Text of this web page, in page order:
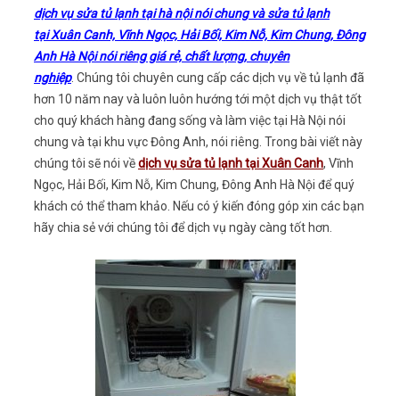
dịch vụ sửa tủ lạnh tại hà nội nói chung và sửa tủ lạnh
tại Xuân Canh, Vĩnh Ngọc, Hải Bối, Kim Nỗ, Kim Chung, Đông
Anh Hà Nội nói riêng giá rẻ, chất lượng, chuyên
nghiệp. Chúng tôi chuyên cung cấp các dịch vụ về tủ lạnh đã
hơn 10 năm nay và luôn luôn hướng tới một dịch vụ thật tốt
cho quý khách hàng đang sống và làm việc tại Hà Nội nói
chung và tại khu vực Đông Anh, nói riêng. Trong bài viết này
chúng tôi sẽ nói vềdịch vụ sửa tủ lạnh tại Xuân Canh, Vĩnh
Ngọc, Hải Bối, Kim Nỗ, Kim Chung, Đông Anh Hà Nội để quý
khách có thể tham khảo. Nếu có ý kiến đóng góp xin các bạn
hãy chia sẻ với chúng tôi để dịch vụ ngày càng tốt hơn.